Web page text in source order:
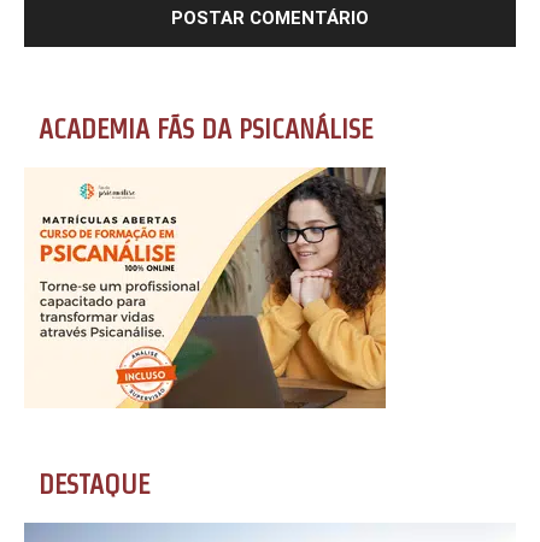
ACADEMIA FÃS DA PSICANÁLISE
DESTAQUE